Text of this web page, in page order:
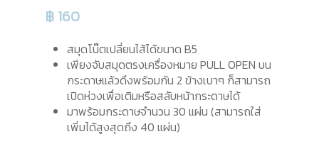
฿ 160
สมุดโน๊ตเปลี่ยนไส้ได้ขนาด B5
เพียงจับสมุดตรงเครื่องหมาย PULL OPEN บน
กระดาษแล้วดึงพร้อมกัน 2 ข้างเบาๆ ก็สามารถ
เปิดห่วงเพื่อเติมหรือสลับหน้ากระดาษได้
มาพร้อมกระดาษจำนวน 30 แผ่น (สามารถใส่
เพิ่มได้สูงสุดถึง 40 แผ่น)